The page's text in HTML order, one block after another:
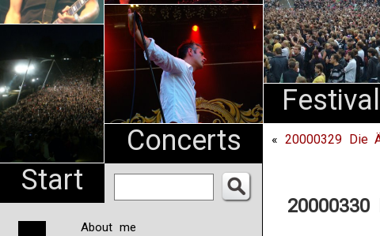
Start
Concerts
About me
« 20000329 Die